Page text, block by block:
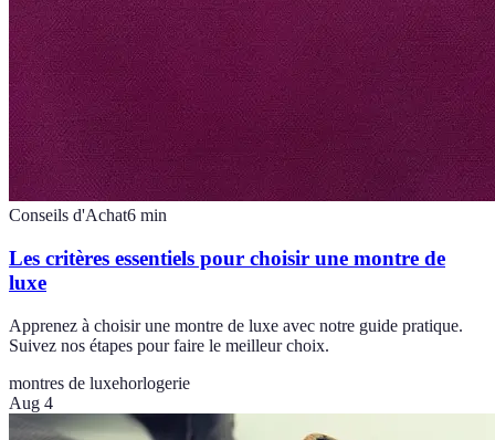
Conseils d'Achat6 min
Les critères essentiels pour choisir une montre de
luxe
Apprenez à choisir une montre de luxe avec notre guide pratique.
Suivez nos étapes pour faire le meilleur choix.
montres de luxehorlogerie
Aug 4